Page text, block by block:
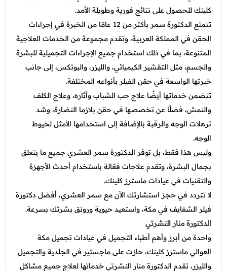
كلينك للحصول على نتائج فورية وطويلة الأمد.
تتمتع الدكتورة سمر بأكثر من 12 عامًا من الخبرة في إجراءات
الحقن في المملكة العربية، وتقدم مجموعة من الخدمات العلاجية
المتنوعة، بما في ذلك استخدام جميع الإجراءات التجميلية للبشرة
والجسم، مثل التقشير الكيميائي، والليزر، والبوتكس، إلى جانب
خبرتها الواسعة في حقن الفيلر بأنواعه المختلفة.
تتضمن خدماتها أيضًا علاج حب الشباب وآثاره، وعلاج الكلف
والنمش، فضلًا عن تخصصها في حقن بلازما النضارة، وشد
ترهلات الوجه والرقبة بالإضافة إلى استخدامها الأمثل لخيوط
الوجه.
وليس هذا فقط، بل توفر الدكتورة سمر العشري جميع ما يتعلق
بجمال البشرة، وتقدم علاجات فعّالة باستخدام أحدث الأجهزة
والتقنيات في عيادات ماسترز كلينك.
لا تتردد في حجز استشارتك الآن مع سمر العشري، أفضل دكتورة
فيلر الشفايف في مكة، واستعيد حيوية ورونق بشرتك بسرعة.
الدكتورة منار النشرتي
واحدة من أبرز وأهم أطباء التجميل في عيادات تجميل مكة
العوالي ماسترز كلينك، حازت على ماجستير في الجلدية والتجميل
والليزر، تقدم الدكتورة منار النشرتي خدماتها لعلاج جميع مشاكل